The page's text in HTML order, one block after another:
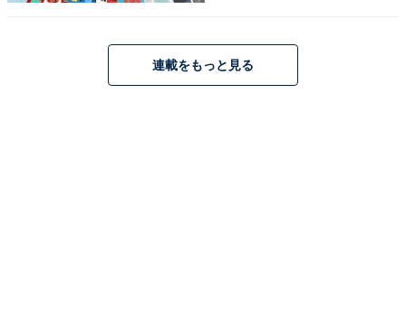
連載をもっと見る